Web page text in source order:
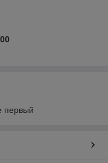
первый